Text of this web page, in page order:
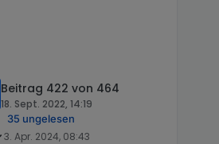
Beitrag 422 von 464
18. Sept. 2022, 14:19
35 ungelesen
3. Apr. 2024, 08:43